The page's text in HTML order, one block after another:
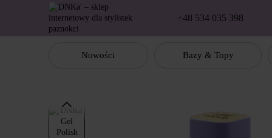
Перейти к основному контенту
+48 534 035 398
Nowości Bazy & Topy